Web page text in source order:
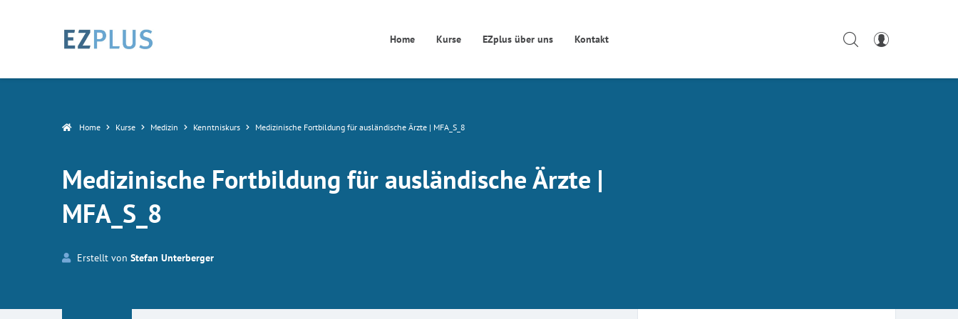
Home Kurse EZplus über uns Kontakt
Home Kurse Medizin Kenntniskurs Medizinische Fortbildung für ausländische Ärzte | MFA_S_8
Medizinische Fortbildung für ausländische Ärzte |
MFA_S_8
Erstellt von Stefan Unterberger